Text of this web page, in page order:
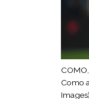
Como
Images)